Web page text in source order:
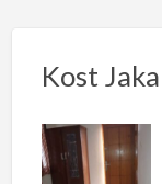
Kost